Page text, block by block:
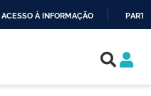
ACESSO À INFORMAÇÃO